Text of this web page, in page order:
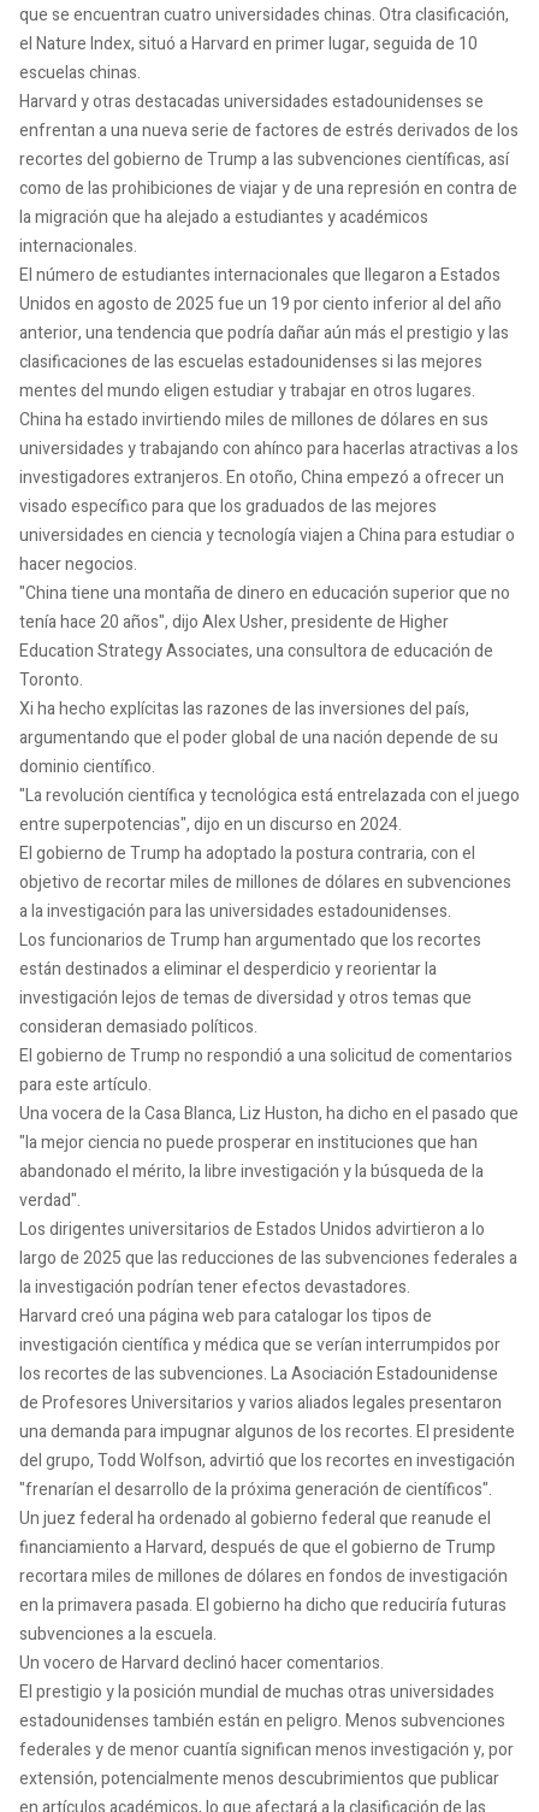
que se encuentran cuatro universidades chinas. Otra clasificación,
el Nature Index, situó a Harvard en primer lugar, seguida de 10
escuelas chinas.
Harvard y otras destacadas universidades estadounidenses se
enfrentan a una nueva serie de factores de estrés derivados de los
recortes del gobierno de Trump a las subvenciones científicas, así
como de las prohibiciones de viajar y de una represión en contra de
la migración que ha alejado a estudiantes y académicos
internacionales.
El número de estudiantes internacionales que llegaron a Estados
Unidos en agosto de 2025 fue un 19 por ciento inferior al del año
anterior, una tendencia que podría dañar aún más el prestigio y las
clasificaciones de las escuelas estadounidenses si las mejores
mentes del mundo eligen estudiar y trabajar en otros lugares.
China ha estado invirtiendo miles de millones de dólares en sus
universidades y trabajando con ahínco para hacerlas atractivas a los
investigadores extranjeros. En otoño, China empezó a ofrecer un
visado específico para que los graduados de las mejores
universidades en ciencia y tecnología viajen a China para estudiar o
hacer negocios.
"China tiene una montaña de dinero en educación superior que no
tenía hace 20 años", dijo Alex Usher, presidente de Higher
Education Strategy Associates, una consultora de educación de
Toronto.
Xi ha hecho explícitas las razones de las inversiones del país,
argumentando que el poder global de una nación depende de su
dominio científico.
"La revolución científica y tecnológica está entrelazada con el juego
entre superpotencias", dijo en un discurso en 2024.
El gobierno de Trump ha adoptado la postura contraria, con el
objetivo de recortar miles de millones de dólares en subvenciones
a la investigación para las universidades estadounidenses.
Los funcionarios de Trump han argumentado que los recortes
están destinados a eliminar el desperdicio y reorientar la
investigación lejos de temas de diversidad y otros temas que
consideran demasiado políticos.
El gobierno de Trump no respondió a una solicitud de comentarios
para este artículo.
Una vocera de la Casa Blanca, Liz Huston, ha dicho en el pasado que
"la mejor ciencia no puede prosperar en instituciones que han
abandonado el mérito, la libre investigación y la búsqueda de la
verdad".
Los dirigentes universitarios de Estados Unidos advirtieron a lo
largo de 2025 que las reducciones de las subvenciones federales a
la investigación podrían tener efectos devastadores.
Harvard creó una página web para catalogar los tipos de
investigación científica y médica que se verían interrumpidos por
los recortes de las subvenciones. La Asociación Estadounidense
de Profesores Universitarios y varios aliados legales presentaron
una demanda para impugnar algunos de los recortes. El presidente
del grupo, Todd Wolfson, advirtió que los recortes en investigación
"frenarían el desarrollo de la próxima generación de científicos".
Un juez federal ha ordenado al gobierno federal que reanude el
financiamiento a Harvard, después de que el gobierno de Trump
recortara miles de millones de dólares en fondos de investigación
en la primavera pasada. El gobierno ha dicho que reduciría futuras
subvenciones a la escuela.
Un vocero de Harvard declinó hacer comentarios.
El prestigio y la posición mundial de muchas otras universidades
estadounidenses también están en peligro. Menos subvenciones
federales y de menor cuantía significan menos investigación y, por
extensión, potencialmente menos descubrimientos que publicar